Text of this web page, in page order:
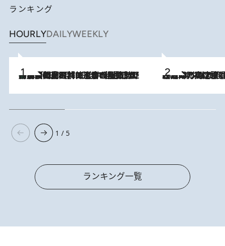
ランキング
HOURLYDAILYWEEKLY
2026.8.8
「最後に見られてよかった」上野動物園の東園パンダ舎が解体前に特別公開。8月16日まで延長されたパネル展と共に辿る“半世紀”のパンダ飼育《解体工事の図面あり》 2026.8.7
「湘南乃風に憧れて」観客大盛上がりの“タオル回し”に、ラッパー顔負けの高速歌唱まで…さだまさし（74）のアグレッシブすぎる現在地
1 / 5
ランキング一覧